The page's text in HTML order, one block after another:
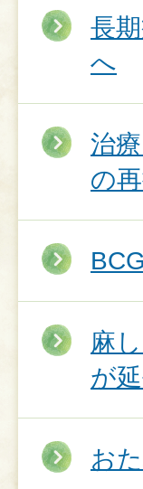
長
へ
治
の
麻
が
お